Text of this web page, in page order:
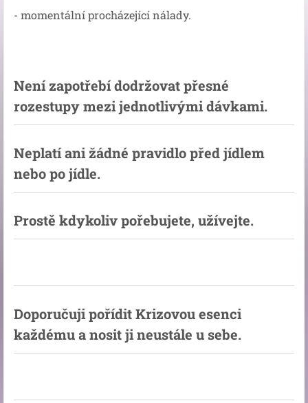
- momentální procházející nálady.
Není zapotřebí dodržovat přesné
rozestupy mezi jednotlivými dávkami.
Neplatí ani žádné pravidlo před jídlem
nebo po jídle.
Prostě kdykoliv pořebujete, užívejte.
Doporučuji pořídit Krizovou esenci
každému a nosit ji neustále u sebe.